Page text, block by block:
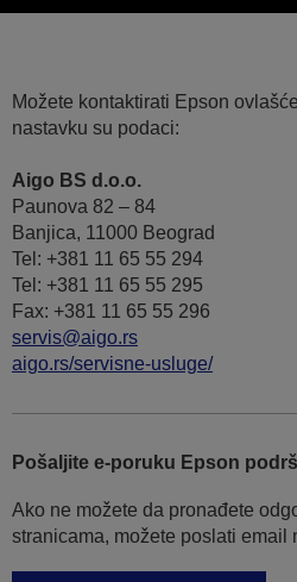
Možete kontaktirati Epson
nastavku su podaci:
Aigo BS d.o.o.
Paunova 82 – 84
Banjica, 11000 Beograd
Tel: +381 11 65 55 294
Tel: +381 11 65 55 295
Fax: +381 11 65 55 296
servis@aigo.rs
aigo.rs/servisne-usluge/
Pošaljite e-poruku Epson
Ako ne možete da pronađete
stranicama, možete poslati email